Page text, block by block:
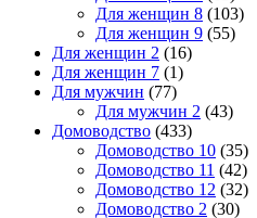
Для женщин 8 (103)
Для женщин 9 (55)
Для женщин 2 (16)
Для женщин 7 (1)
Для мужчин (77)
Для мужчин 2 (43)
Домоводство (433)
Домоводство 10 (35)
Домоводство 11 (42)
Домоводство 12 (32)
Домоводство 2 (30)